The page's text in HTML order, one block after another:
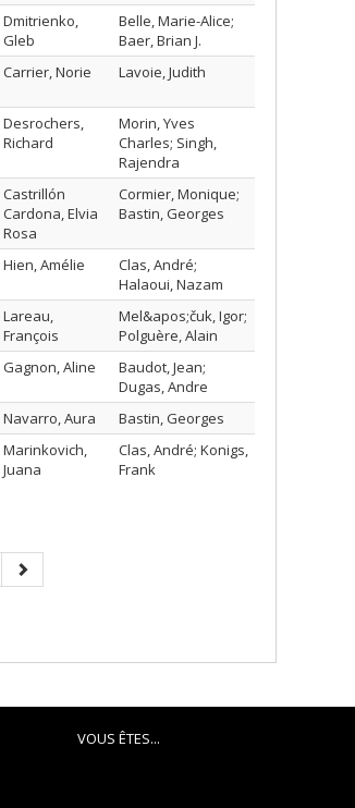
Dmitrienko,
Gleb
Belle, Marie-Alice;
Baer, Brian J.
Carrier, Norie Lavoie, Judith
Desrochers,
Richard
Morin, Yves
Charles; Singh,
Rajendra
Castrillón
Cardona, Elvia
Rosa
Cormier, Monique;
Bastin, Georges
Hien, Amélie
Clas, André;
Halaoui, Nazam
Lareau,
François
Mel&apos;čuk, Igor;
Polguère, Alain
Gagnon, Aline
Baudot, Jean;
Dugas, Andre
Navarro, Aura
Bastin, Georges
Marinkovich,
Juana
Clas, André; Konigs,
Frank
Page
suivante
VOUS ÊTES...